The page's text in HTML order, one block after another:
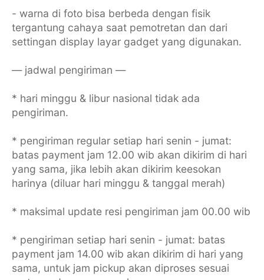
- warna di foto bisa berbeda dengan fisik
tergantung cahaya saat pemotretan dan dari
settingan display layar gadget yang digunakan.
— jadwal pengiriman —
* hari minggu & libur nasional tidak ada
pengiriman.
* pengiriman regular setiap hari senin - jumat:
batas payment jam 12.00 wib akan dikirim di hari
yang sama, jika lebih akan dikirim keesokan
harinya (diluar hari minggu & tanggal merah)
* maksimal update resi pengiriman jam 00.00 wib
* pengiriman setiap hari senin - jumat: batas
payment jam 14.00 wib akan dikirim di hari yang
sama, untuk jam pickup akan diproses sesuai